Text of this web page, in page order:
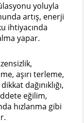
yoluyla
artış, enerji
ihtiyacında
yapar.
aşırı terleme,
dağınıklığı,
eğilim,
hızlanma gibi